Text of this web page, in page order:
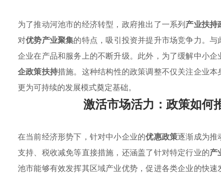
为了推动河池市的经济转型，政府推出了一系列产业扶持
对优势产业聚集的特点，吸引投资并提升市场竞争力。
企业在产品和服务上的不断升级。此外，为了缓解中小
企政策扶持措施。这种结构性的政策调整不仅关注企业
更为可持续的发展模式奠定基础。
激活市场活力：政策如何
在当前经济形势下，针对中小企业的优惠政策逐渐成为推
支持、税收减免等直接措施，还涵盖了针对特定行业的产
池市能够有效发挥其区域产业优势，促进各类企业的快